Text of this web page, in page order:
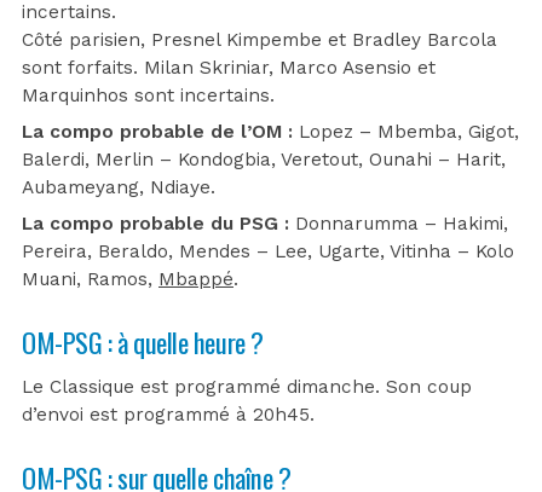
incertains.
Côté parisien, Presnel Kimpembe et Bradley Barcola
sont forfaits. Milan Skriniar, Marco Asensio et
Marquinhos sont incertains.
La compo probable de l’OM : Lopez – Mbemba, Gigot,
Balerdi, Merlin – Kondogbia, Veretout, Ounahi – Harit,
Aubameyang, Ndiaye.
La compo probable du PSG : Donnarumma – Hakimi,
Pereira, Beraldo, Mendes – Lee, Ugarte, Vitinha – Kolo
Muani, Ramos, Mbappé.
OM-PSG : à quelle heure ?
Le Classique est programmé dimanche. Son coup
d’envoi est programmé à 20h45.
OM-PSG : sur quelle chaîne ?